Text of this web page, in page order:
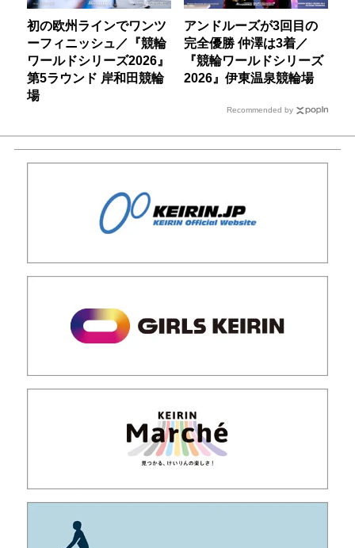
初の欧州ラインでワンツ
ーフィニッシュ／『競輪
ワールドシリーズ2026』
第5ラウンド 岸和田競輪
場
アンドルーズが3回目の
完全優勝 仲澤は3着／
『競輪ワールドシリーズ
2026』伊東温泉競輪場
Recommended by